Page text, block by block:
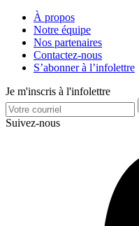
À propos
Notre équipe
Nos partenaires
Contactez-nous
S’abonner à l’infolettre
Je m'inscris à l'infolettre
Suivez-nous